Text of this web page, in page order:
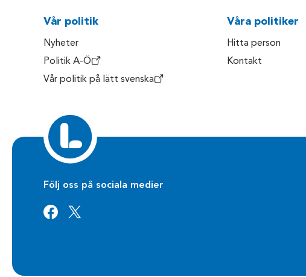
Vår politik
Nyheter
Politik A-Ö
Vår politik på lätt svenska
Våra politiker
Hitta person
Kontakt
Följ oss på sociala medier